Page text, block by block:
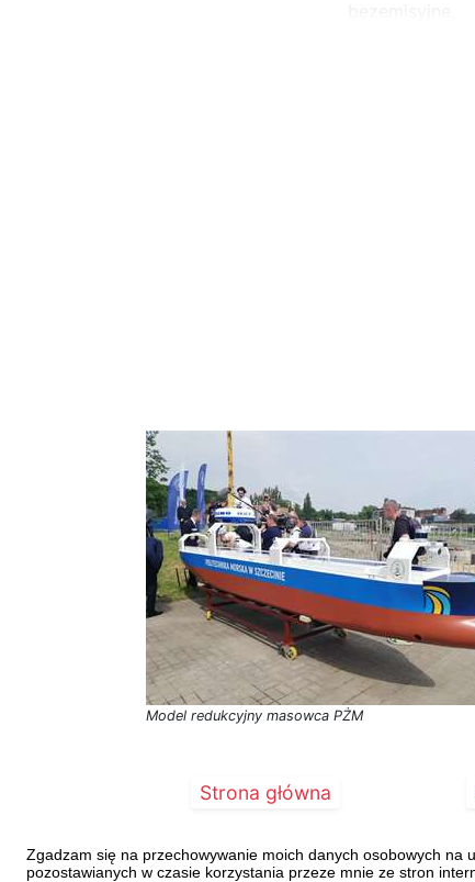
Zgadzam się na przechowywanie moich danych osobowych
pozostawianych w czasie korzystania przeze mnie ze stron
Model redukcyjny masowca PŻM
Strona główna